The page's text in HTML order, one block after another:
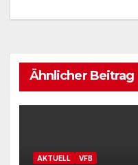
Ähnlicher Beitrag
AKTUELL VFB